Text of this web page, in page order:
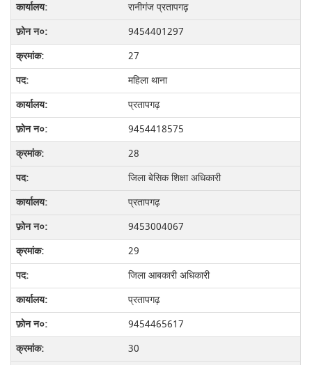
रानीगंज प्रतापगढ़
9454401297
27
महिला थाना
प्रतापगढ़
9454418575
28
जिला बेसिक शिक्षा अधिकारी
प्रतापगढ़
9453004067
29
जिला आबकारी अधिकारी
प्रतापगढ़
9454465617
30